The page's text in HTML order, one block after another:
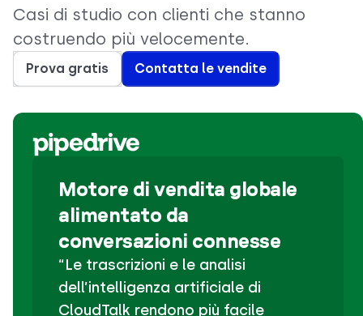
Casi di studio con clienti che stanno
costruendo più velocemente.
Prova gratis Contatta le vendite
Motore di vendita globale
alimentato da
conversazioni connesse
“Le trascrizioni e le analisi
dell’intelligenza artificiale di
CloudTalk rendono più facile